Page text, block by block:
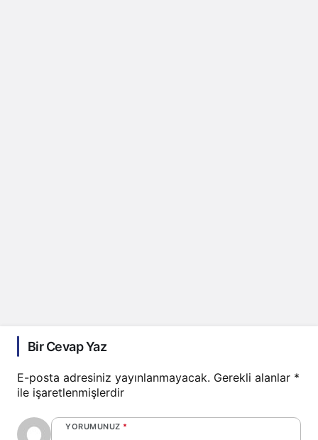
Bir Cevap Yaz
E-posta adresiniz yayınlanmayacak. Gerekli alanlar *
ile işaretlenmişlerdir
YORUMUNUZ *